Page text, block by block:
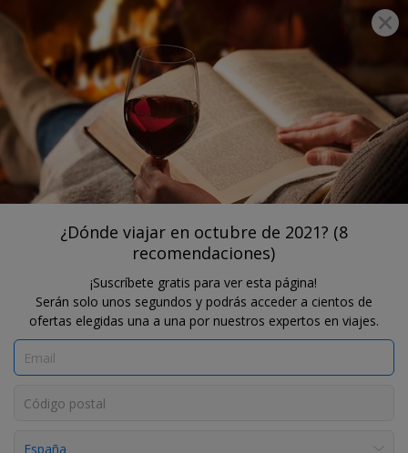
Travelzoo
BUSCAR OFERTAS TRAVELZOO
TODO
¿Dónde viajar en octubre de 2021?
(8 recomendaciones)
COMPARTIR
¿Dónde viajar en octubre de 2021? (8
recomendaciones)
¡Suscríbete gratis para ver esta página!
Serán solo unos segundos y podrás acceder a cientos de
ofertas elegidas una a una por nuestros expertos en viajes.